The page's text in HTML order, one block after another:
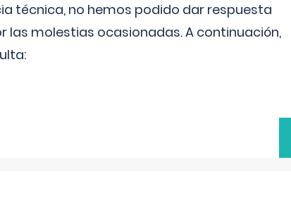
técnica, no hemos podido dar respuesta
las molestias ocasionadas. A continuación,